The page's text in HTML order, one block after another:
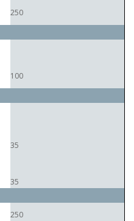
250
100
35
35
250